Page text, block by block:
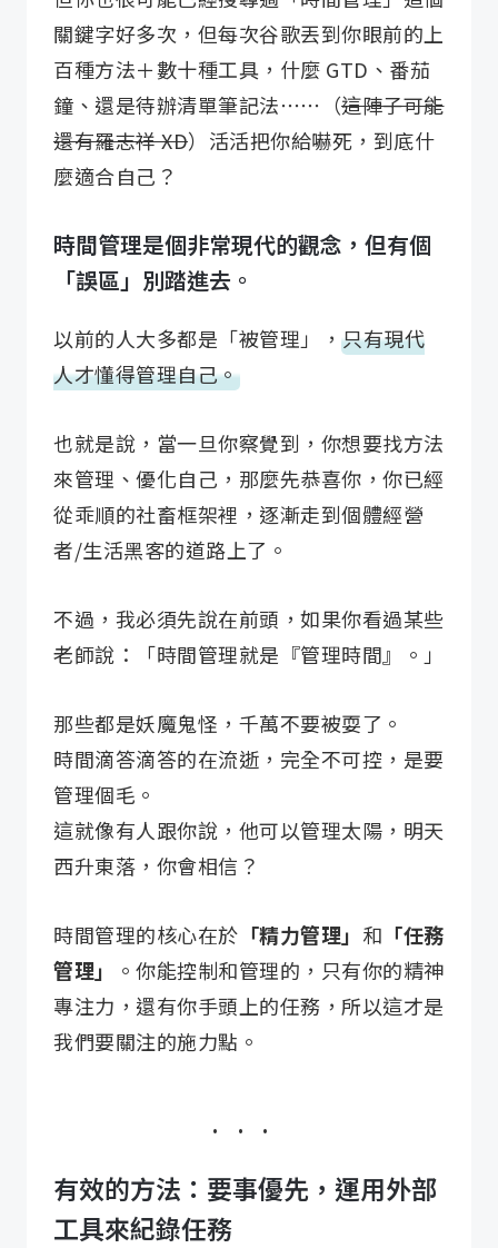
關鍵字好多次，但每次谷歌丟到你眼前的上
百種方法＋數十種工具，什麼 GTD、番茄
鐘、還是待辦清單筆記法⋯⋯（這陣子可能
還有羅志祥 XD）活活把你給嚇死，到底什
麼適合自己？
時間管理是個非常現代的觀念，但有個
「誤區」別踏進去。
以前的人大多都是「被管理」， 只有現代
人才懂得管理自己。
也就是說，當一旦你察覺到，你想要找方法
來管理、優化自己，那麼先恭喜你，你已經
從乖順的社畜框架裡，逐漸走到個體經營
者/生活黑客的道路上了。
不過，我必須先說在前頭，如果你看過某些
老師說：「時間管理就是『管理時間』。」
那些都是妖魔鬼怪，千萬不要被耍了。
時間滴答滴答的在流逝，完全不可控，是要
管理個毛。
這就像有人跟你說，他可以管理太陽，明天
西升東落，你會相信？
時間管理的核心在於 「精力管理」 和 「任務
管理」
。你能控制和管理的，只有你的精神
專注力，還有你手頭上的任務，所以這才是
我們要關注的施力點。
有效的方法：要事優先，運用外部
工具來紀錄任務